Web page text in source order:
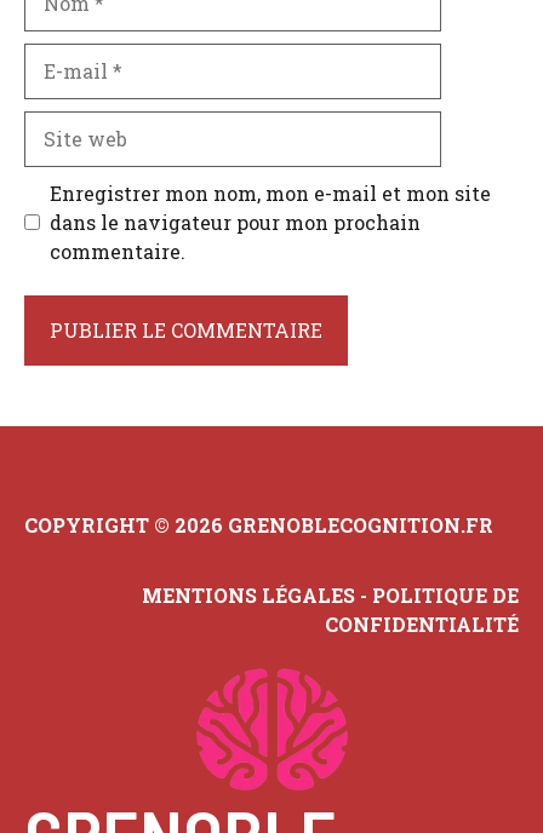
mail
web
Enregistrer mon nom, mon e-mail et mon site
dans le navigateur pour mon prochain
commentaire.
COPYRIGHT © 2026 GRENOBLECOGNITION.FR
MENTIONS LÉGALES - POLITIQUE DE
CONFIDENTIALITÉ